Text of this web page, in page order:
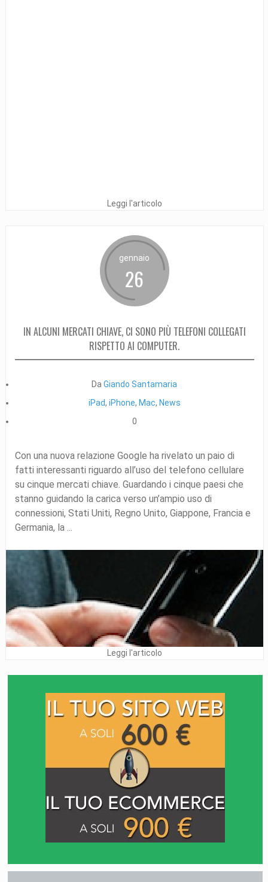
Leggi l'articolo
gennaio
26
IN ALCUNI MERCATI CHIAVE, CI SONO PIÙ TELEFONI COLLEGATI
RISPETTO AI COMPUTER.
DaGiando Santamaria
iPad, iPhone, Mac, News
0
Con una nuova relazione Google ha rivelato un paio di
fatti interessanti riguardo all’uso del telefono cellulare
su cinque mercati chiave. Guardando i cinque paesi che
stanno guidando la carica verso un’ampio uso di
connessioni, Stati Uniti, Regno Unito, Giappone, Francia e
Germania, la ...
Leggi l'articolo